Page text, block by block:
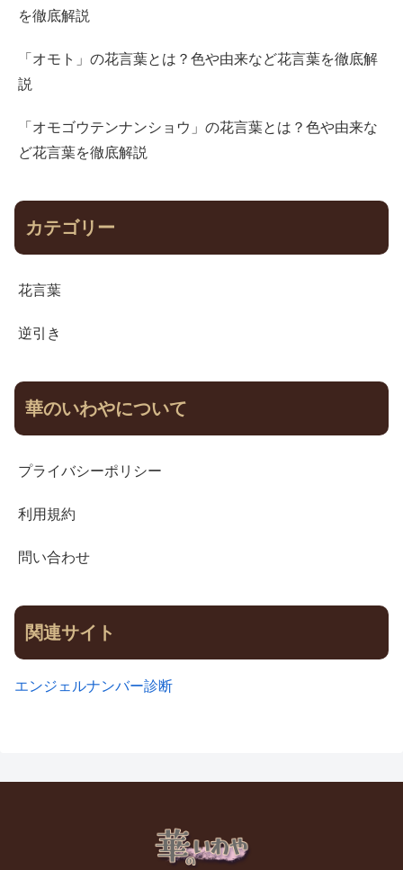
を徹底解説
「オモト」の花言葉とは？色や由来など花言葉を徹底解
説
「オモゴウテンナンショウ」の花言葉とは？色や由来な
ど花言葉を徹底解説
カテゴリー
花言葉
逆引き
華のいわやについて
プライバシーポリシー
利用規約
問い合わせ
関連サイト
エンジェルナンバー診断